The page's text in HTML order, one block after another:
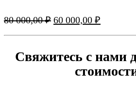
80 000,00₽ Первоначальная
000,00 ₽.
60 000,00 ₽
Свяжитесь с нами